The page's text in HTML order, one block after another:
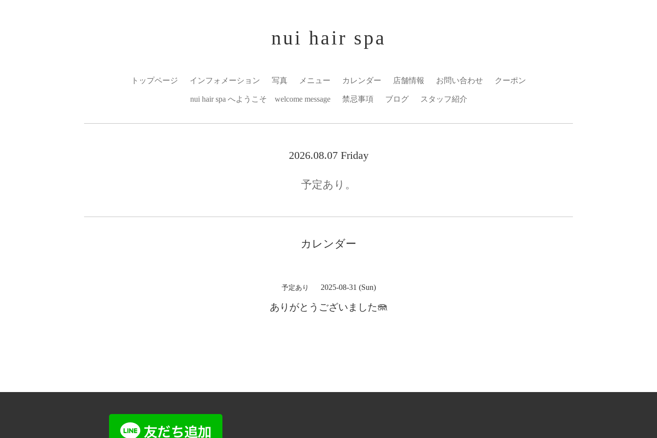
nui hair spa
トップページ インフォメーション 写真 メニュー カレンダー 店舗情報 お問い合わせ クーポン
nui hair spa へようこそ welcome message 禁忌事項 ブログ スタッフ紹介
2026.08.07 Friday
予定あり。
カレンダー
予定あり 2025-08-31 (Sun)
ありがとうございました🪼